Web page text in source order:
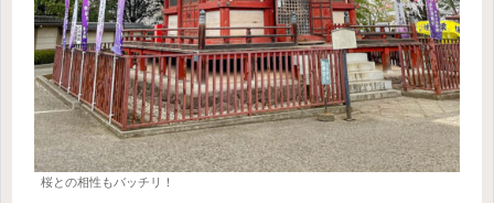
桜との相性もバッチリ！